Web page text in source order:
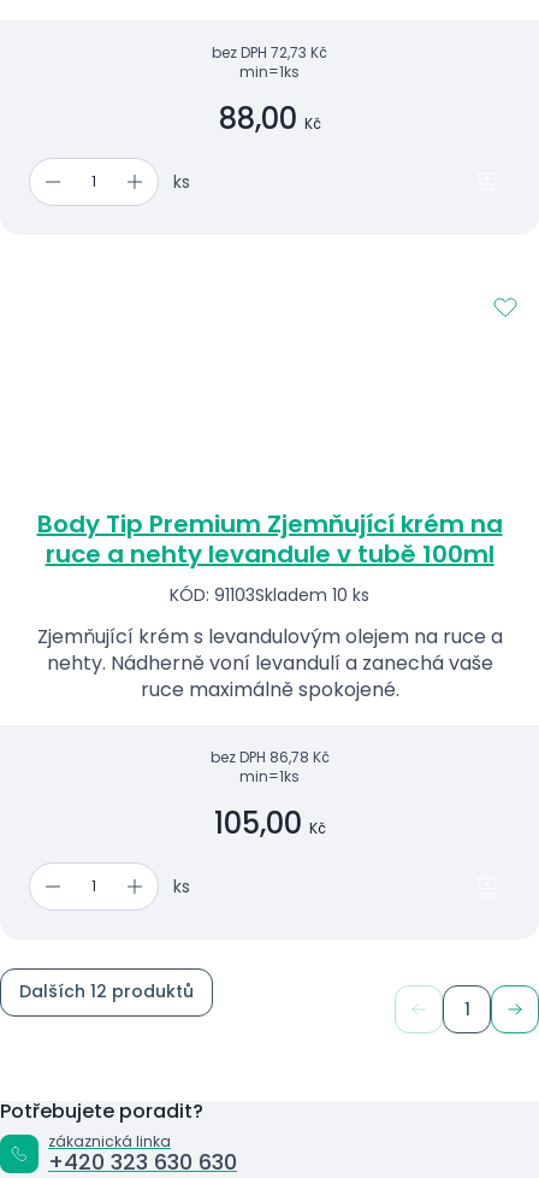
bez DPH 72,73 Kč
min=1ks
88,00 Kč
ks
Body Tip Premium Zjemňující krém na
ruce a nehty levandule v tubě 100ml
KÓD: 91103Skladem 10 ks
Zjemňující krém s levandulovým olejem na ruce a
nehty. Nádherně voní levandulí a zanechá vaše
ruce maximálně spokojené.
bez DPH 86,78 Kč
min=1ks
105,00 Kč
ks
Dalších 12 produktů
1
Potřebujete poradit?
zákaznická linka
+420 323 630 630